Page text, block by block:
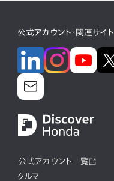
公式アカウント・関連サイト
公式アカウント一覧
クルマ